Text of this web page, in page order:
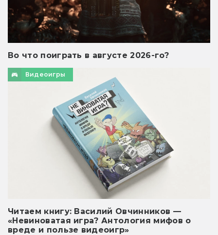
Во что поиграть в августе 2026-го?
Видеоигры
Читаем книгу: Василий Овчинников —
«Невиноватая игра? Антология мифов о
вреде и пользе видеоигр»